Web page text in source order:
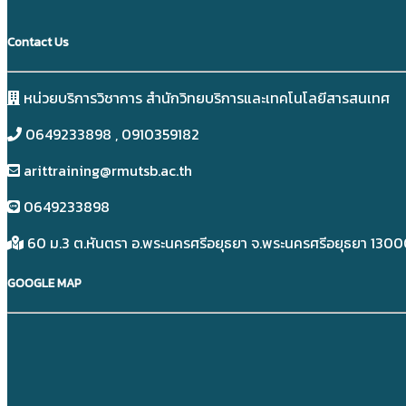
Contact Us
หน่วยบริการวิชาการ สำนักวิทยบริการและเทคโนโลยีสารสนเทศ
0649233898​ , 0910359182
arittraining@rmutsb.ac.th
0649233898​
60 ม.3 ต.หันตรา อ.พระนครศรีอยุธยา จ.พระนครศรีอยุธยา
GOOGLE MAP